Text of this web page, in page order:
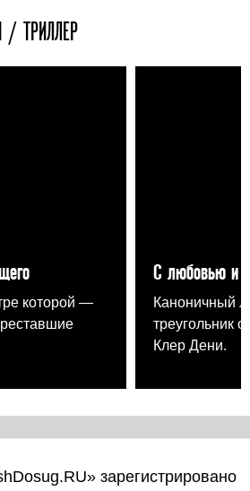
/ ТРИЛЛЕР
которой —
С любовью и
Каноничный
треугольник
Клер Дени.
зарегистрировано